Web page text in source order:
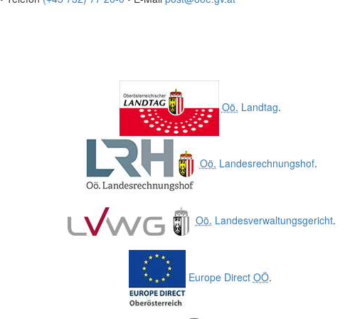
Oö. Landtag.
Oö. Landesrechnungshof.
Oö. Landesverwaltungsgericht.
Europe Direct OÖ.